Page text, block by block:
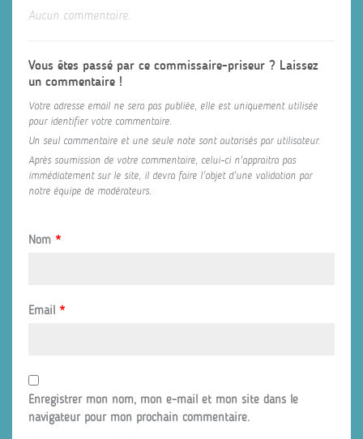
Aucun commentaire.
Vous êtes passé par ce commissaire-priseur ? Laissez
un commentaire !
Votre adresse email ne sera pas publiée, elle est uniquement utilisée
pour identifier votre commentaire.
Un seul commentaire et une seule note sont autorisés par utilisateur.
Après soumission de votre commentaire, celui-ci n'appraitra pas
immédiatement sur le site, il devra faire l'objet d'une validation par
notre équipe de modérateurs.
Nom *
Email *
Enregistrer mon nom, mon e-mail et mon site dans le
navigateur pour mon prochain commentaire.